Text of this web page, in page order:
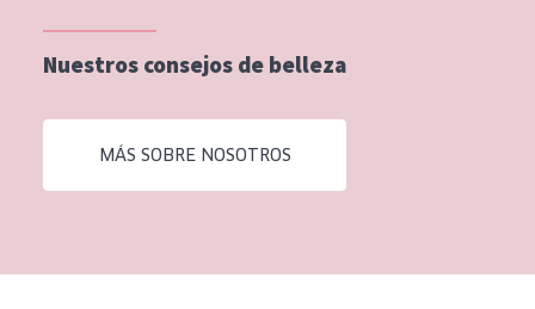
Piel mixata o grasa
Piel madura
Piel expuesta al sol
Piel menopáusica
Todas las edades
Nuestros consejos de belleza
MÁS SOBRE NOSOTROS